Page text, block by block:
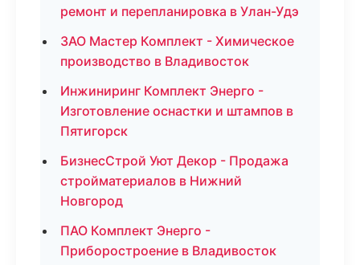
ремонт и перепланировка в Улан-Удэ
ЗАО Мастер Комплект - Химическое
производство в Владивосток
Инжиниринг Комплект Энерго -
Изготовление оснастки и штампов в
Пятигорск
БизнесСтрой Уют Декор - Продажа
стройматериалов в Нижний
Новгород
ПАО Комплект Энерго -
Приборостроение в Владивосток